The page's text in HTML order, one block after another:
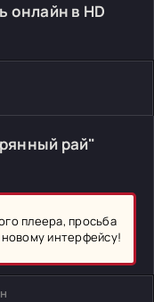
онлайн в HD
рай"
плеера, просьба
интерфейсу!